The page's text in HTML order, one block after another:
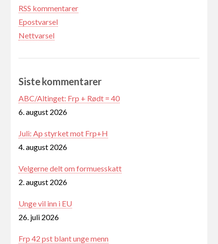
RSS kommentarer
Epostvarsel
Nettvarsel
Siste kommentarer
ABC/Altinget: Frp + Rødt = 40
6. august 2026
Juli: Ap styrket mot Frp+H
4. august 2026
Velgerne delt om formuesskatt
2. august 2026
Unge vil inn i EU
26. juli 2026
Frp 42 pst blant unge menn